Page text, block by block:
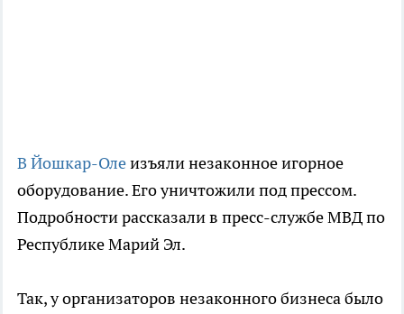
В Йошкар-Олеизъяли незаконное игорное
оборудование. Его уничтожили под прессом.
Подробности рассказали в пресс-службе МВД по
Республике Марий Эл.
Так, у организаторов незаконного бизнеса было